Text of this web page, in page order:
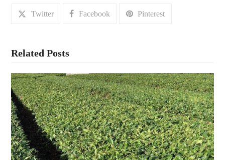
Twitter Facebook Pinterest
Related Posts